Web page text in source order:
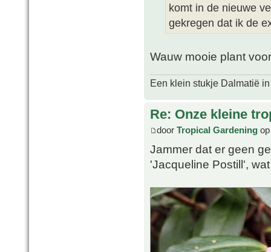
komt in de nieuwe
gekregen dat ik de
Wauw mooie plant
Een klein stukje Dalmatië
Re: Onze kleine
door Tropical Gardening
Jammer dat er geen
'Jacqueline Postill',